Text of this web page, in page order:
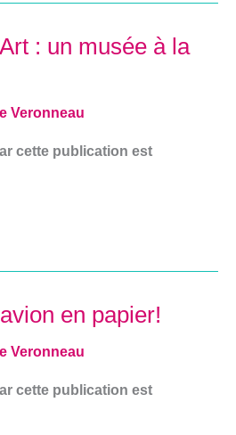
: un musée à la
Veronneau
cette publication est
en papier!
Veronneau
cette publication est